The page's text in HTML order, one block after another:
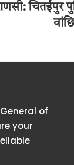
of
your